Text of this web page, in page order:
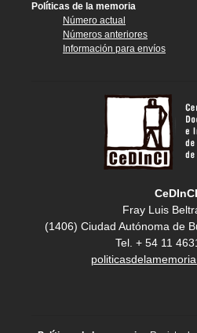
Políticas de la memoria
Número actual
Números anteriores
Información para envíos
CeDInCI
Fray Luis
(1406) Ciudad Autónoma de
Tel. + 54 11